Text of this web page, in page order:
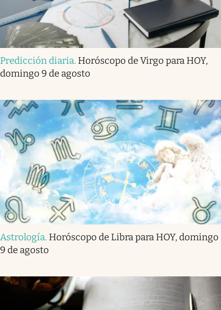
Predicción diaria. Horóscopo de Virgo para HOY,
domingo 9 de agosto
Astrología. Horóscopo de Libra para HOY, domingo
9 de agosto